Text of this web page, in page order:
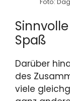
Foto:
Spaß
Darüber
des
viele